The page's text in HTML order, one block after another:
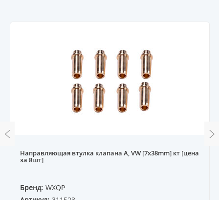
Направляющая втулка клапана A, VW [7x38mm] кт [цена
за 8шт]
Бренд: WXQP